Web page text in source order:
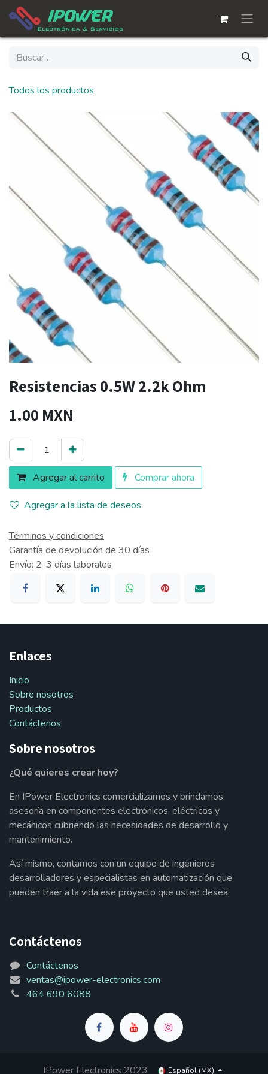
Ir al contenido
Todos los productos
Resistencias 0.5W 2.2k Ohm
1.00 MXN
Agregar al carrito Comprar ahora
Agregar a la lista de deseos
Términos y condiciones
Garantía de devolución de 30 días
Envío: 2-3 días laborales
Enlaces
Inicio
Sobre nosotros
Productos
Contáctenos
Sobre nosotros
¿Qué quieres crear hoy?
En IPower Electronics comercializamos y brindamos
asesoría en componentes electrónicos, eléctricos y
mecánicos cubriendo las necesidades de desarrollo y
mantenimiento.
Así mismo, contamos con un equipo de ingenieros
desarrolladores y especialistas en automatización que
pueden traer a la vida ese proyecto que usted desea.
Contáctenos
Contáctenos
ventas@ipower-electronics.com
464 690 6088
IPower Electronics 2023 Español (MX)